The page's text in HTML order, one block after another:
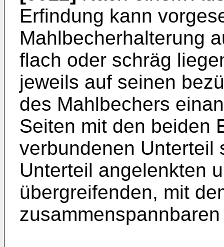
Erfindung kann
Mahlbecherhalterung
flach oder schräg
jeweils auf seinen
des Mahlbechers
Seiten mit den beiden
verbundenen Unterteil
Unterteil angelenkten
übergreifenden, mit